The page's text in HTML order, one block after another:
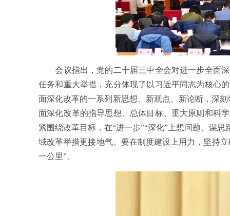
会议指出，党的二十届三中全会对进一步全面深
任务和重大举措，充分体现了以习近平同志为核心
面深化改革的一系列新思想、新观点、新论断，深
面深化改革的指导思想、总体目标、重大原则和科
紧围绕改革目标，在“进一步”“深化”上想问题、谋
域改革举措更接地气。要在制度建设上用力，坚持
一公里”。